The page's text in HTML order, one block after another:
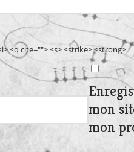
<q cite=""> <s> <strike> <strong>
mon
mon